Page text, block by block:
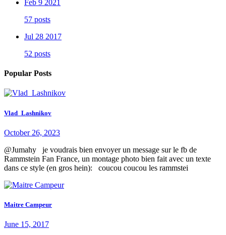
Feb 9 2021
57 posts
Jul 28 2017
52 posts
Popular Posts
Vlad_Lashnikov
October 26, 2023
@Jumahy je voudrais bien envoyer un message sur le fb de
Rammstein Fan France, un montage photo bien fait avec un texte
dans ce style (en gros hein): coucou coucou les rammstei
Maitre Campeur
June 15, 2017